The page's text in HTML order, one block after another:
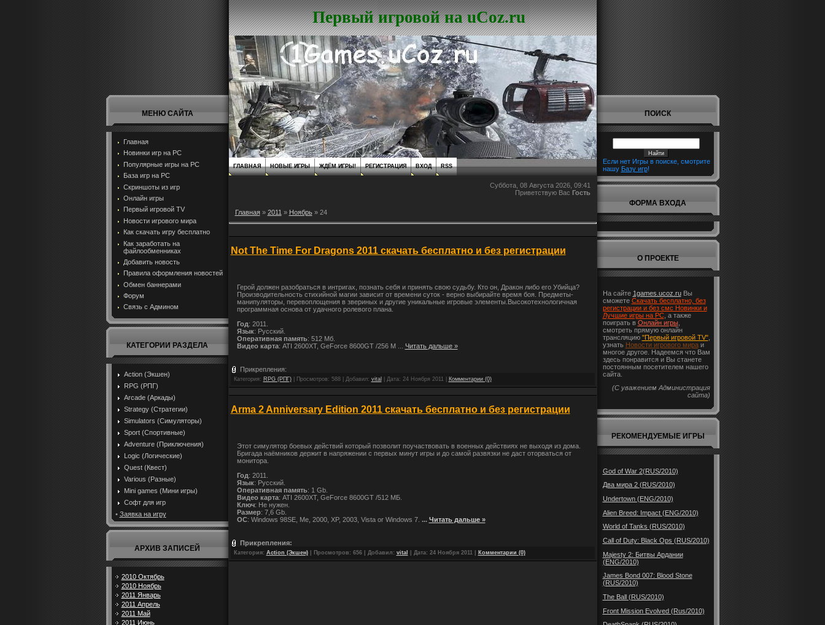
МЕНЮ САЙТА
Главная
Новинки игр на PC
Популярные игры на PC
База игр на РС
Скриншоты из игр
Онлайн игры
Первый игровой TV
Новости игрового мира
Как скачать игру бесплатно
Как заработать на
файлообменниках
Добавить новость
Правила оформления новостей
Обмен баннерами
Форум
Связь с Админом
КАТЕГОРИИ РАЗДЕЛА
Action (Экшен)
RPG (РПГ)
Arcade (Аркады)
Strategy (Стратегии)
Simulators (Симуляторы)
Sport (Спортивные)
Adventure (Приключения)
Logic (Логические)
Quest (Квест)
Various (Разные)
Mini games (Мини игры)
Софт для игр
• Заявка на игру
АРХИВ ЗАПИСЕЙ
2010 Октябрь
2010 Ноябрь
2011 Январь
2011 Апрель
2011 Май
2011 Июнь
Первый игровой на uCoz.ru
ГЛАВНАЯ НОВЫЕ ИГРЫ ЖДЁМ ИГРЫ! РЕГИСТРАЦИЯ ВХОД RSS
Суббота, 08 Августа 2026, 09:41
Приветствую Вас Гость
Главная» 2011 » Ноябрь » 24
Not The Time For Dragons 2011 скачать бесплатно и без регистрации
Герой должен разобраться в интригах, познать себя и принять свою судьбу. Кто он, Дракон либо его Убийца?
Производительность стихийной магии зависит от времени суток - верно выбирайте время боя. Предметы-
манипуляторы, перевоплощения в звериных и другие уникальные игровые элементы.Высокотехнологичная
программная основа от удачного ролевого плана.
Год: 2011.
Язык: Русский.
Оперативная память: 512 Мб.
Видео карта: ATI 2600XT, GeForce 8600GT /256 М ... Читать дальше »
Прикрепления:
Категория: RPG (РПГ)| Просмотров: 588 | Добавил: vital | Дата: 24 Ноября 2011| Комментарии (0)
Arma 2 Anniversary Edition 2011 скачать бесплатно и без регистрации
Этот симулятор боевых действий который позволит поучаствовать в военных действиях не выходя из дома.
Бригада наёмников держит в напряжении с первых минут игры и до самой развязки не даст оторваться от
монитора.
Год: 2011.
Язык: Русский.
Оперативная память: 1 Gb.
Видео карта: ATI 2600XT, GeForce 8600GT /512 МБ.
Ключ: Не нужен.
Размер: 7,6 Gb.
ОС: Windows 98SE, Me, 2000, XP, 2003, Vista or Windows 7. ... Читать дальше »
Прикрепления:
Категория: Action (Экшен)| Просмотров: 656 | Добавил: vital | Дата: 24 Ноября 2011| Комментарии (0)
ПОИСК
Если нет Игры в поиске, смотрите
нашу Базу игр!
ФОРМА ВХОДА
О ПРОЕКТЕ
На сайте 1games.ucoz.ruВы
сможете Скачать бесплатно, без
регистрации и без смс Новинки и
Лучшие игры на PC, а также
поиграть в Онлайн игры,
смотреть прямую онлайн
трансляцию "Первый игровой TV",
узнать Новости игрового мираи
многое другое. Надеемся что Вам
здесь понравится и Вы станете
постоянным посетителем нашего
сайта.
(С уважением Администрация
сайта)
РЕКОМЕНДУЕМЫЕ ИГРЫ
God of War 2(RUS/2010)
Два мира 2 (RUS/2010)
Undertown (ENG/2010)
Alien Breed: Impact (ENG/2010)
World of Tanks (RUS/2010)
Call of Duty: Black Ops (RUS/2010)
Majesty 2: Битвы Ардании
(ENG/2010)
James Bond 007: Blood Stone
(RUS/2010)
The Ball (RUS/2010)
Front Mission Evolved (Rus/2010)